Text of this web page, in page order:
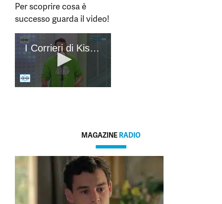
Per scoprire cosa è
successo guarda il video!
MAGAZINE RADIO